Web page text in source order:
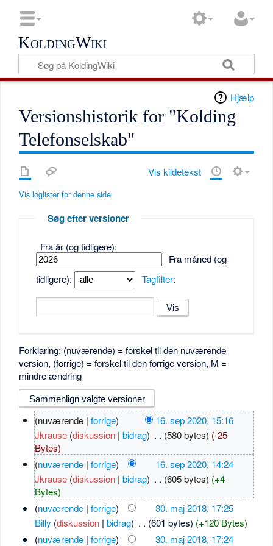
KoldingWiki
Hjælp
Versionshistorik for "Kolding
Telefonselskab"
Vis kildetekst
Vis loglister for denne side
Søg efter versioner
Fra år (og tidligere):
Fra måned (og
tidligere):
Tagfilter:
Forklaring: (nuværende) = forskel til den nuværende
version, (forrige) = forskel til den forrige version, M =
mindre ændring
(nuværende | forrige)
16. sep 2020, 15:16
Jkrause (diskussion| bidrag) . . (580 bytes) (-25
Bytes)
(nuværende| forrige)
16. sep 2020, 14:24
Jkrause (diskussion| bidrag) . . (605 bytes) (+4
Bytes)
(nuværende| forrige)
30. maj 2018, 17:25
Billy (diskussion| bidrag) . . (601 bytes) (+120 Bytes)
(nuværende| forrige) 30. maj 2018, 17:24